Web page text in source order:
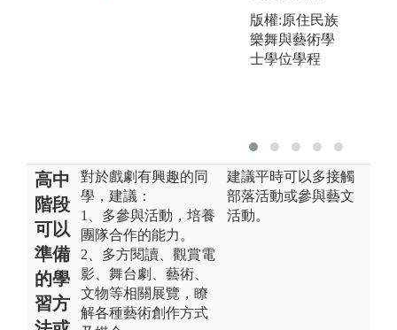
版權:原住民族
樂舞與藝術學
士學位學程
高中
階段
可以
準備
的學
習方
對於戲劇有興趣的同
學，建議：
1、多參與活動，培養
團隊合作的能力。
2、多方閱讀、觀賞電
影、舞台劇、藝術、
文物等相關展覽，瞭
解各種藝術創作方式
建議平時可以多接觸
部落活動或參與藝文
活動。